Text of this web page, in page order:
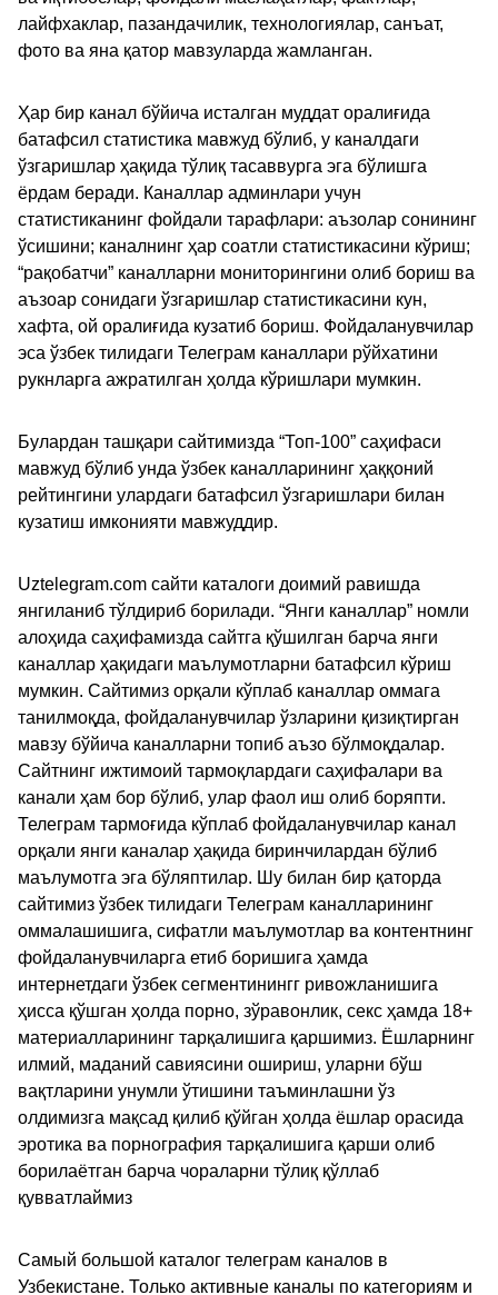
лайфхаклар, пазандачилик, технологиялар, санъат,
фото ва яна қатор мавзуларда жамланган.
Ҳар бир канал бўйича исталган муддат оралиғида
батафсил статистика мавжуд бўлиб, у каналдаги
ўзгаришлар ҳақида тўлиқ тасаввурга эга бўлишга
ёрдам беради. Каналлар админлари учун
статистиканинг фойдали тарафлари: аъзолар сонининг
ўсишини; каналнинг ҳар соатли статистикасини кўриш;
“рақобатчи” каналларни мониторингини олиб бориш ва
аъзоар сонидаги ўзгаришлар статистикасини кун,
хафта, ой оралиғида кузатиб бориш. Фойдаланувчилар
эса ўзбек тилидаги Телеграм каналлари рўйхатини
рукнларга ажратилган ҳолда кўришлари мумкин.
Булардан ташқари сайтимизда “Топ-100” саҳифаси
мавжуд бўлиб унда ўзбек каналларининг ҳаққоний
рейтингини улардаги батафсил ўзгаришлари билан
кузатиш имконияти мавжуддир.
Uztelegram.com сайти каталоги доимий равишда
янгиланиб тўлдириб борилади. “Янги каналлар” номли
алоҳида саҳифамизда сайтга қўшилган барча янги
каналлар ҳақидаги маълумотларни батафсил кўриш
мумкин. Сайтимиз орқали кўплаб каналлар оммага
танилмоқда, фойдаланувчилар ўзларини қизиқтирган
мавзу бўйича каналларни топиб аъзо бўлмоқдалар.
Сайтнинг ижтимоий тармоқлардаги саҳифалари ва
канали ҳам бор бўлиб, улар фаол иш олиб боряпти.
Телеграм тармоғида кўплаб фойдаланувчилар канал
орқали янги каналар ҳақида биринчилардан бўлиб
маълумотга эга бўляптилар. Шу билан бир қаторда
сайтимиз ўзбек тилидаги Телеграм каналларининг
оммалашишига, сифатли маълумотлар ва контентнинг
фойдаланувчиларга етиб боришига ҳамда
интернетдаги ўзбек сегментинингг ривожланишига
ҳисса қўшган ҳолда порно, зўравонлик, секс ҳамда 18+
материалларининг тарқалишига қаршимиз. Ёшларнинг
илмий, маданий савиясини ошириш, уларни бўш
вақтларини унумли ўтишини таъминлашни ўз
олдимизга мақсад қилиб қўйган ҳолда ёшлар орасида
эротика ва порнография тарқалишига қарши олиб
борилаётган барча чораларни тўлиқ қўллаб
қувватлаймиз
Самый большой каталог телеграм каналов в
Узбекистане. Только активные каналы по категориям и